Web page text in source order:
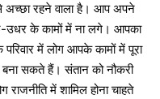
रहने वाला है। आप अपने
उधर के कामों में ना लगे। आपका
में लोग आपके कामों में पूरा
सकते हैं। संतान को नौकरी
में शामिल होना चाहते